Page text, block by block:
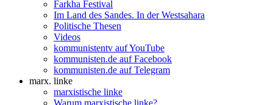
Farkha Festival
Im Land des Sandes. In der Westsahara
Politische Thesen
Videos
kommunistentv auf YouTube
kommunisten.de auf Facebook
kommunisten.de auf Telegram
marx. linke
marxistische linke
Warum marxistische linke?